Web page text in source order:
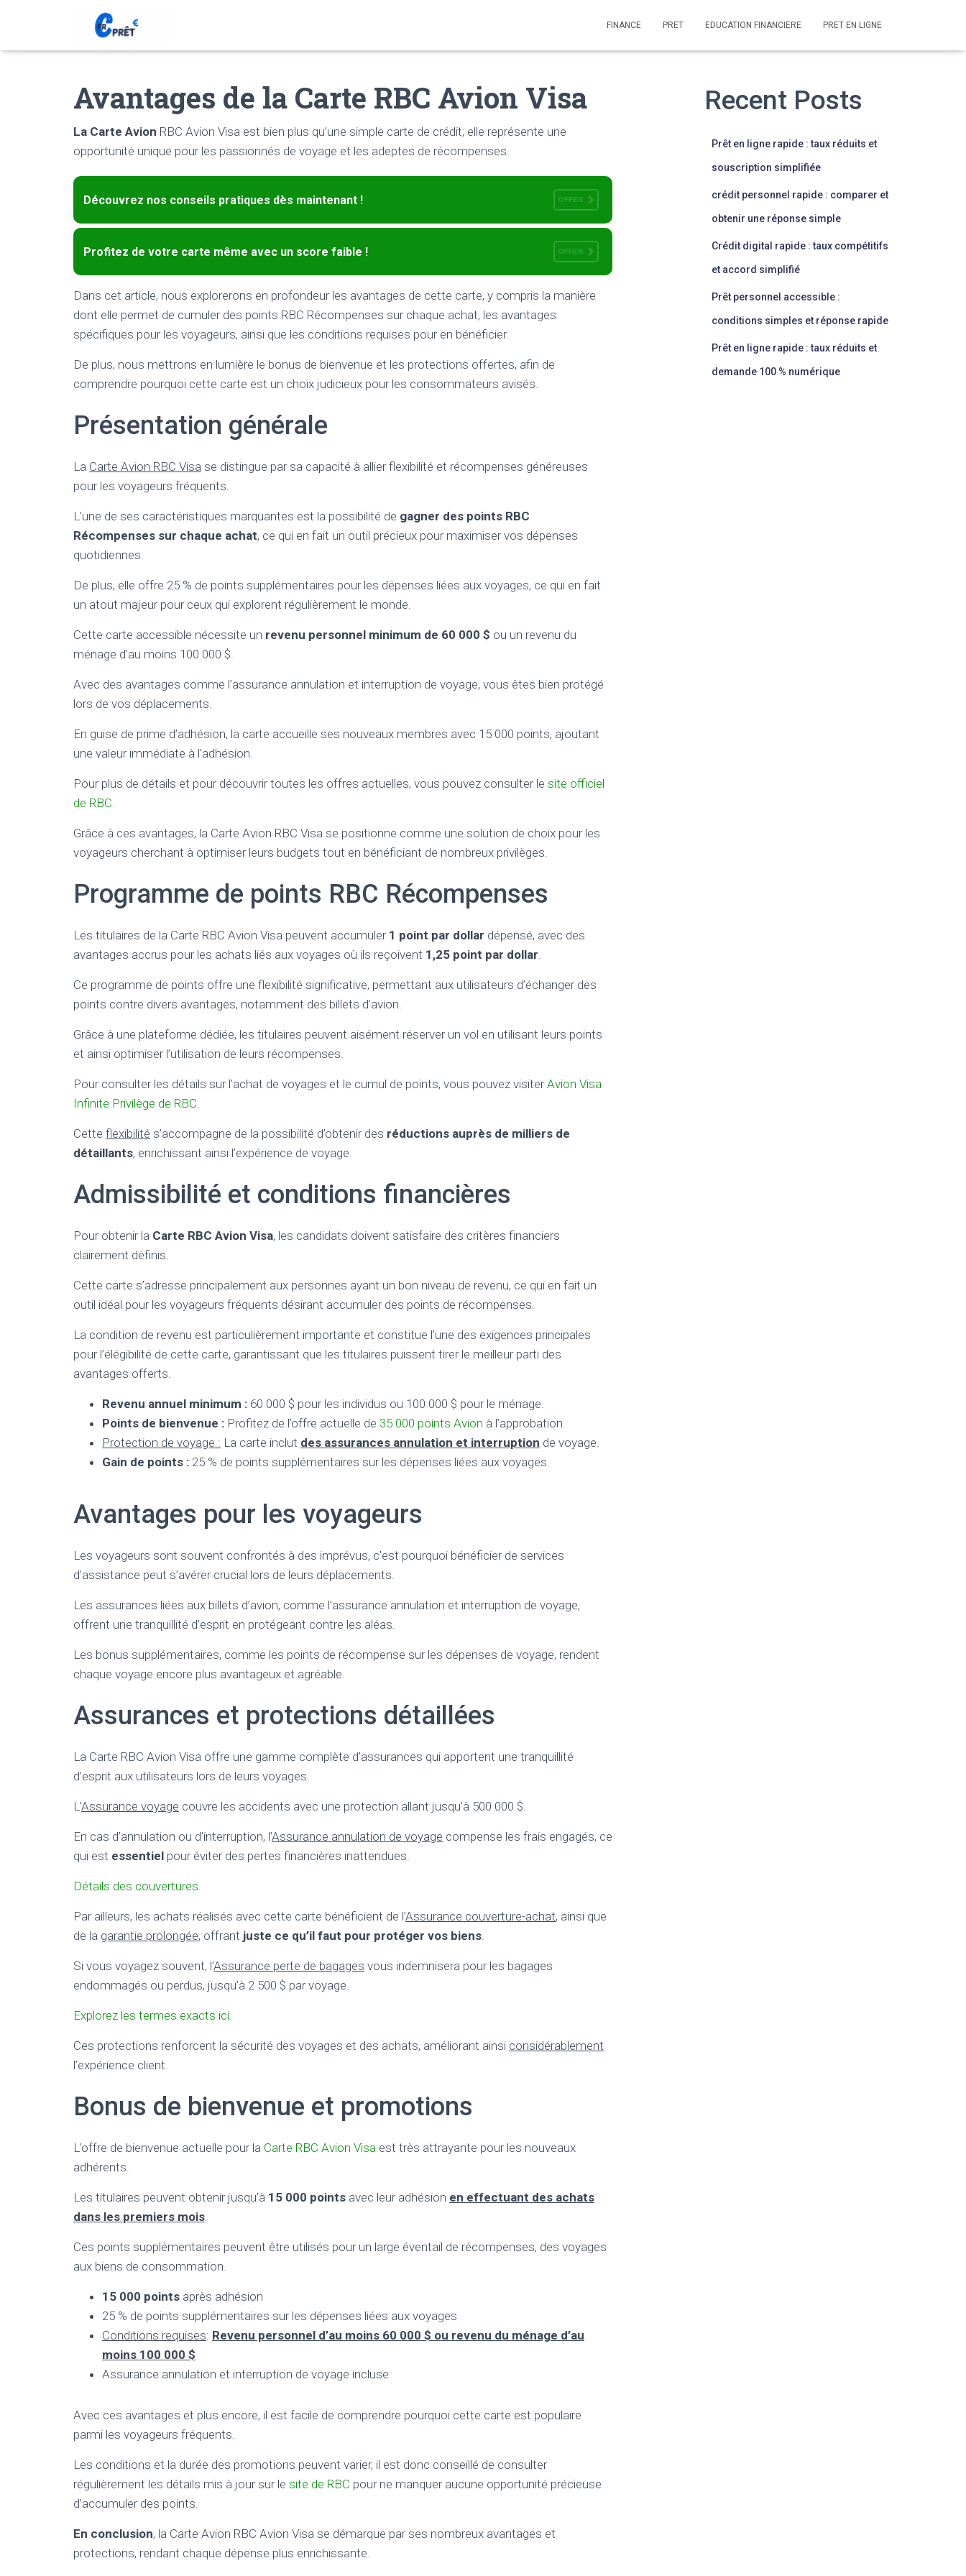
FINANCE PRET EDUCATION FINANCIERE PRET EN LIGNE
Avantages de la Carte RBC Avion Visa
La Carte Avion RBC Avion Visa est bien plus qu’une simple carte de crédit; elle représente une
opportunité unique pour les passionnés de voyage et les adeptes de récompenses.
Découvrez nos conseils pratiques dès maintenant ! OFFEN
Profitez de votre carte même avec un score faible ! OFFEN
Dans cet article, nous explorerons en profondeur les avantages de cette carte, y compris la manière
dont elle permet de cumuler des points RBC Récompenses sur chaque achat, les avantages
spécifiques pour les voyageurs, ainsi que les conditions requises pour en bénéficier.
De plus, nous mettrons en lumière le bonus de bienvenue et les protections offertes, afin de
comprendre pourquoi cette carte est un choix judicieux pour les consommateurs avisés.
Présentation générale
La Carte Avion RBC Visa se distingue par sa capacité à allier flexibilité et récompenses généreuses
pour les voyageurs fréquents.
L’une de ses caractéristiques marquantes est la possibilité de gagner des points RBC
Récompenses sur chaque achat, ce qui en fait un outil précieux pour maximiser vos dépenses
quotidiennes.
De plus, elle offre 25 % de points supplémentaires pour les dépenses liées aux voyages, ce qui en fait
un atout majeur pour ceux qui explorent régulièrement le monde.
Cette carte accessible nécessite un revenu personnel minimum de 60 000 $ ou un revenu du
ménage d’au moins 100 000 $.
Avec des avantages comme l’assurance annulation et interruption de voyage, vous êtes bien protégé
lors de vos déplacements.
En guise de prime d’adhésion, la carte accueille ses nouveaux membres avec 15 000 points, ajoutant
une valeur immédiate à l’adhésion.
Pour plus de détails et pour découvrir toutes les offres actuelles, vous pouvez consulter le site officiel
de RBC.
Grâce à ces avantages, la Carte Avion RBC Visa se positionne comme une solution de choix pour les
voyageurs cherchant à optimiser leurs budgets tout en bénéficiant de nombreux privilèges.
Programme de points RBC Récompenses
Les titulaires de la Carte RBC Avion Visa peuvent accumuler 1 point par dollar dépensé, avec des
avantages accrus pour les achats liés aux voyages où ils reçoivent 1,25 point par dollar.
Ce programme de points offre une flexibilité significative, permettant aux utilisateurs d’échanger des
points contre divers avantages, notamment des billets d’avion.
Grâce à une plateforme dédiée, les titulaires peuvent aisément réserver un vol en utilisant leurs points
et ainsi optimiser l’utilisation de leurs récompenses.
Pour consulter les détails sur l’achat de voyages et le cumul de points, vous pouvez visiterAvion Visa
Infinite Privilège de RBC.
Cette flexibilité s’accompagne de la possibilité d’obtenir des réductions auprès de milliers de
détaillants, enrichissant ainsi l’expérience de voyage.
Admissibilité et conditions financières
Pour obtenir la Carte RBC Avion Visa, les candidats doivent satisfaire des critères financiers
clairement définis.
Cette carte s’adresse principalement aux personnes ayant un bon niveau de revenu, ce qui en fait un
outil idéal pour les voyageurs fréquents désirant accumuler des points de récompenses.
La condition de revenu est particulièrement importante et constitue l’une des exigences principales
pour l’élégibilité de cette carte, garantissant que les titulaires puissent tirer le meilleur parti des
avantages offerts.
Revenu annuel minimum : 60 000 $ pour les individus ou 100 000 $ pour le ménage.
Points de bienvenue : Profitez de l’offre actuelle de 35 000 points Avion à l’approbation.
Protection de voyage : La carte inclut des assurances annulation et interruption de voyage.
Gain de points : 25 % de points supplémentaires sur les dépenses liées aux voyages.
Avantages pour les voyageurs
Les voyageurs sont souvent confrontés à des imprévus, c’est pourquoi bénéficier de services
d’assistance peut s’avérer crucial lors de leurs déplacements.
Les assurances liées aux billets d’avion, comme l’assurance annulation et interruption de voyage,
offrent une tranquillité d’esprit en protégeant contre les aléas.
Les bonus supplémentaires, comme les points de récompense sur les dépenses de voyage, rendent
chaque voyage encore plus avantageux et agréable.
Assurances et protections détaillées
La Carte RBC Avion Visa offre une gamme complète d’assurances qui apportent une tranquillité
d’esprit aux utilisateurs lors de leurs voyages.
L’Assurance voyage couvre les accidents avec une protection allant jusqu’à 500 000 $.
En cas d’annulation ou d’interruption, l’Assurance annulation de voyage compense les frais engagés, ce
qui est essentiel pour éviter des pertes financières inattendues.
Détails des couvertures.
Par ailleurs, les achats réalisés avec cette carte bénéficient de l’Assurance couverture-achat, ainsi que
de la garantie prolongée, offrant juste ce qu’il faut pour protéger vos biens.
Si vous voyagez souvent, l’Assurance perte de bagages vous indemnisera pour les bagages
endommagés ou perdus, jusqu’à 2 500 $ par voyage.
Explorez les termes exacts ici.
Ces protections renforcent la sécurité des voyages et des achats, améliorant ainsi considérablement
l’expérience client.
Bonus de bienvenue et promotions
L’offre de bienvenue actuelle pour la Carte RBC Avion Visa est très attrayante pour les nouveaux
adhérents.
Les titulaires peuvent obtenir jusqu’à 15 000 points avec leur adhésion en effectuant des achats
dans les premiers mois.
Ces points supplémentaires peuvent être utilisés pour un large éventail de récompenses, des voyages
aux biens de consommation.
15 000 points après adhésion
25 % de points supplémentaires sur les dépenses liées aux voyages
Conditions requises: Revenu personnel d’au moins 60 000 $ ou revenu du ménage d’au
moins 100 000 $
Assurance annulation et interruption de voyage incluse
Avec ces avantages et plus encore, il est facile de comprendre pourquoi cette carte est populaire
parmi les voyageurs fréquents.
Les conditions et la durée des promotions peuvent varier, il est donc conseillé de consulter
régulièrement les détails mis à jour sur le site de RBC pour ne manquer aucune opportunité précieuse
d’accumuler des points.
En conclusion, la Carte Avion RBC Avion Visa se démarque par ses nombreux avantages et
protections, rendant chaque dépense plus enrichissante.
Recent Posts
Prêt en ligne rapide : taux réduits et
souscription simplifiée
crédit personnel rapide : comparer et
obtenir une réponse simple
Crédit digital rapide : taux compétitifs
et accord simplifié
Prêt personnel accessible :
conditions simples et réponse rapide
Prêt en ligne rapide : taux réduits et
demande 100 % numérique